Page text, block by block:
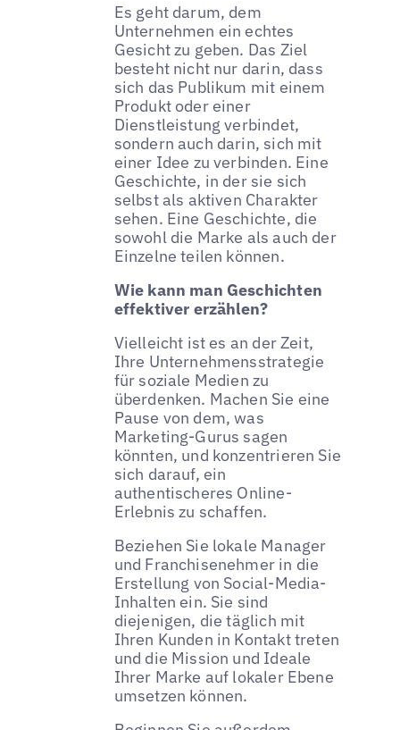
Es geht darum, dem
Unternehmen ein echtes
Gesicht zu geben. Das Ziel
besteht nicht nur darin, dass
sich das Publikum mit einem
Produkt oder einer
Dienstleistung verbindet,
sondern auch darin, sich mit
einer Idee zu verbinden. Eine
Geschichte, in der sie sich
selbst als aktiven Charakter
sehen. Eine Geschichte, die
sowohl die Marke als auch der
Einzelne teilen können.
Wie kann man Geschichten
effektiver erzählen?
Vielleicht ist es an der Zeit,
Ihre Unternehmensstrategie
für soziale Medien zu
überdenken. Machen Sie eine
Pause von dem, was
Marketing-Gurus sagen
könnten, und konzentrieren Sie
sich darauf, ein
authentischeres Online-
Erlebnis zu schaffen.
Beziehen Sie lokale Manager
und Franchisenehmer in die
Erstellung von Social-Media-
Inhalten ein. Sie sind
diejenigen, die täglich mit
Ihren Kunden in Kontakt treten
und die Mission und Ideale
Ihrer Marke auf lokaler Ebene
umsetzen können.